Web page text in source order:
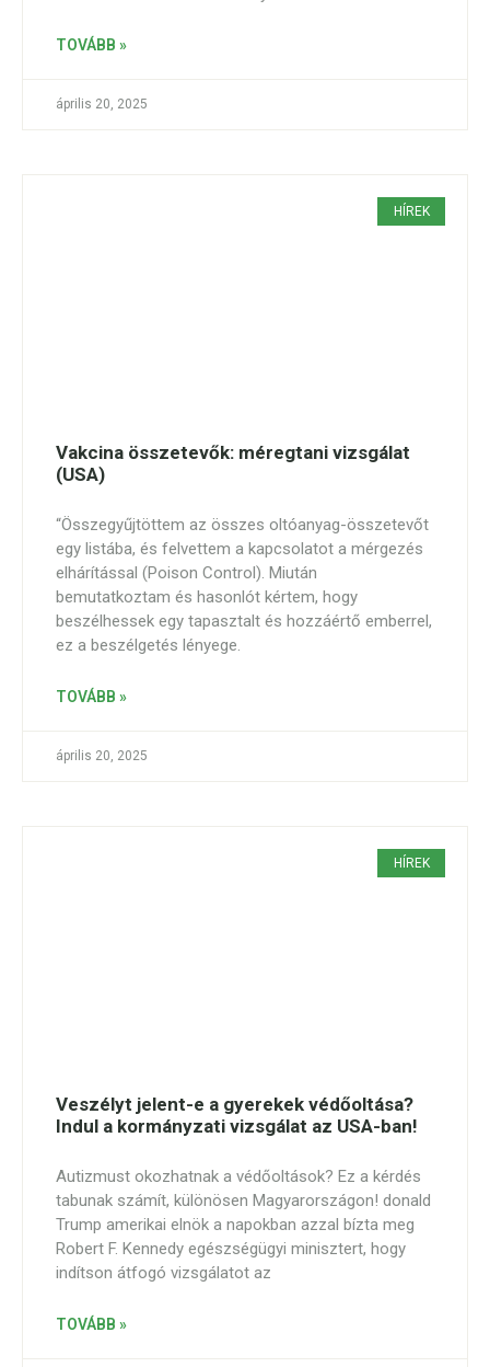
TOVÁBB »
április 20, 2025
HÍREK
Vakcina összetevők: méregtani vizsgálat
(USA)
“Összegyűjtöttem az összes oltóanyag-összetevőt
egy listába, és felvettem a kapcsolatot a mérgezés
elhárítással (Poison Control). Miután
bemutatkoztam és hasonlót kértem, hogy
beszélhessek egy tapasztalt és hozzáértő emberrel,
ez a beszélgetés lényege.
TOVÁBB »
április 20, 2025
HÍREK
Veszélyt jelent-e a gyerekek védőoltása?
Indul a kormányzati vizsgálat az USA-ban!
Autizmust okozhatnak a védőoltások? Ez a kérdés
tabunak számít, különösen Magyarországon! donald
Trump amerikai elnök a napokban azzal bízta meg
Robert F. Kennedy egészségügyi minisztert, hogy
indítson átfogó vizsgálatot az
TOVÁBB »